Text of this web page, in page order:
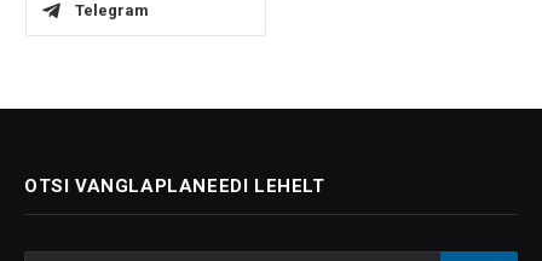
Telegram
OTSI VANGLAPLANEEDI LEHELT